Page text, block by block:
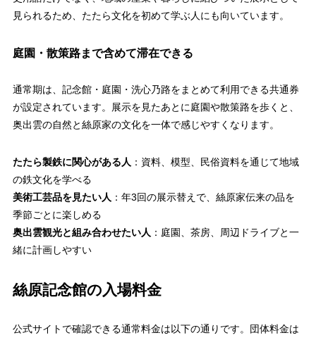
見られるため、たたら文化を初めて学ぶ人にも向いています。
庭園・散策路まで含めて滞在できる
通常期は、記念館・庭園・洗心乃路をまとめて利用できる共通券
が設定されています。展示を見たあとに庭園や散策路を歩くと、
奥出雲の自然と絲原家の文化を一体で感じやすくなります。
たたら製鉄に関心がある人 ：資料、模型、民俗資料を通じて地域
の鉄文化を学べる
美術工芸品を見たい人 ：年3回の展示替えで、絲原家伝来の品を
季節ごとに楽しめる
奥出雲観光と組み合わせたい人 ：庭園、茶房、周辺ドライブと一
緒に計画しやすい
絲原記念館の入場料金
公式サイトで確認できる通常料金は以下の通りです。団体料金は